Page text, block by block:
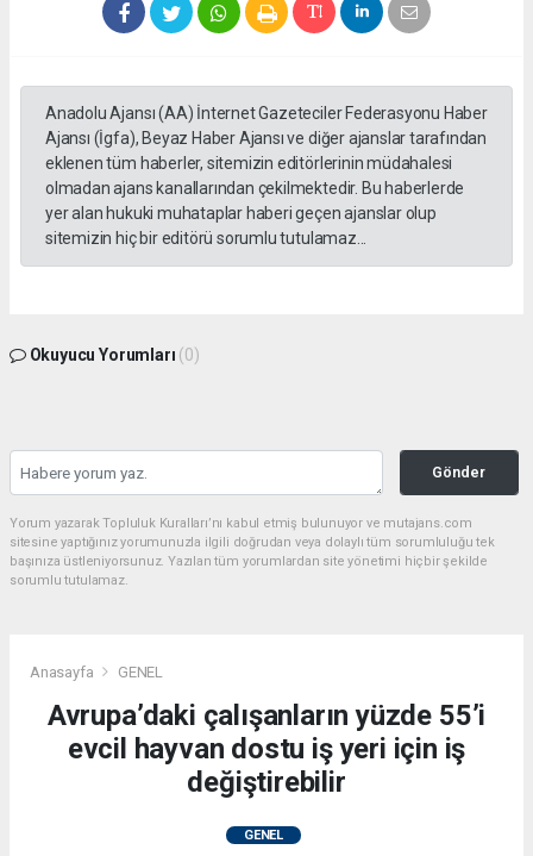
Anadolu Ajansı (AA) İnternet Gazeteciler Federasyonu Haber
Ajansı (İgfa), Beyaz Haber Ajansı ve diğer ajanslar tarafından
eklenen tüm haberler, sitemizin editörlerinin müdahalesi
olmadan ajans kanallarından çekilmektedir. Bu haberlerde
yer alan hukuki muhataplar haberi geçen ajanslar olup
sitemizin hiç bir editörü sorumlu tutulamaz...
Okuyucu Yorumları (0)
Gönder
Yorum yazarak Topluluk Kuralları’nı kabul etmiş bulunuyor ve mutajans.com
sitesine yaptığınız yorumunuzla ilgili doğrudan veya dolaylı tüm sorumluluğu tek
başınıza üstleniyorsunuz. Yazılan tüm yorumlardan site yönetimi hiçbir şekilde
sorumlu tutulamaz.
Anasayfa GENEL
Avrupa’daki çalışanların yüzde 55’i
evcil hayvan dostu iş yeri için iş
değiştirebilir
GENEL